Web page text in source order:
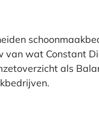
van wat Constant
als